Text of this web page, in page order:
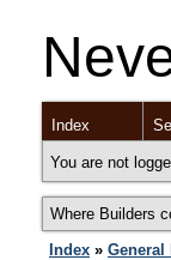
Index
You are not
Where Builders
Index » General